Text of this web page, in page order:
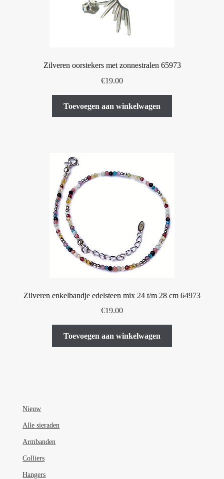
Zilveren oorstekers met zonnestralen 65973
€19.00
Toevoegen aan winkelwagen
Zilveren enkelbandje edelsteen mix 24 t/m 28 cm 64973
€19.00
Toevoegen aan winkelwagen
Nieuw
Alle sieraden
Armbanden
Colliers
Hangers